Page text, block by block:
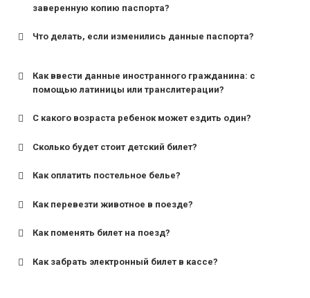
заверенную копию паспорта?
Что делать, если изменились данные паспорта?
Как ввести данные иностранного гражданина: с
помощью латиницы или транслитерации?
С какого возраста ребенок может ездить один?
для поездов дальнего следования — от 10 лет и
для пригородных поездов — от 7 лет.
Сколько будет стоит детский билет?
Как оплатить постельное белье?
Как перевезти животное в поезде?
Как поменять билет на поезд?
Как забрать электронный билет в кассе?